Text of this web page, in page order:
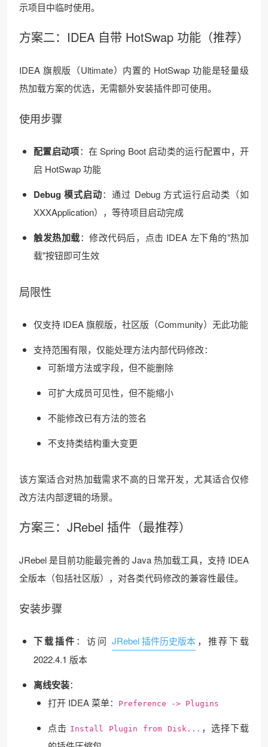
示项目中临时使用。
方案二：IDEA 自带 HotSwap 功能（推荐）
IDEA 旗舰版（Ultimate）内置的 HotSwap 功能是轻量级
热加载方案的优选，无需额外安装插件即可使用。
使用步骤
配置启动项：在 Spring Boot 启动类的运行配置中，开
启 HotSwap 功能
Debug 模式启动：通过 Debug 方式运行启动类（如
XXXApplication），等待项目启动完成
触发热加载：修改代码后，点击 IDEA 左下角的"热加
载"按钮即可生效
局限性
仅支持 IDEA 旗舰版，社区版（Community）无此功能
支持范围有限，仅能处理方法内部代码修改：
可新增方法或字段，但不能删除
可扩大成员可见性，但不能缩小
不能修改已有方法的签名
不支持类结构重大变更
该方案适合对热加载需求不高的日常开发，尤其适合仅修
改方法内部逻辑的场景。
方案三：JRebel 插件（最推荐）
JRebel 是目前功能最完善的 Java 热加载工具，支持 IDEA
全版本（包括社区版），对各类代码修改的兼容性最佳。
安装步骤
下载插件 ：访问JRebel 插件历史版本 ，推荐下载
2022.4.1 版本
离线安装：
打开 IDEA 菜单：
Preference -> Plugins
点击 Install Plugin from Disk... ，选择下载